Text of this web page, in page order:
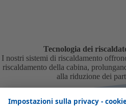
Tecnologia dei
I nostri sistemi di riscaldamento
riscaldamento della cabina,
alla riduzione dei
La nostra produzione